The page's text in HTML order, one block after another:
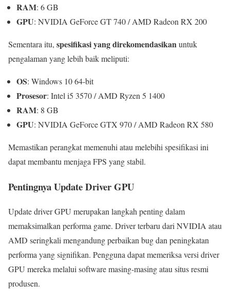
RAM: 6 GB
GPU: NVIDIA GeForce GT 740 / AMD Radeon RX 200
Sementara itu, spesifikasi yang direkomendasikanuntuk
pengalaman yang lebih baik meliputi:
OS: Windows 10 64-bit
Prosesor: Intel i5 3570 / AMD Ryzen 5 1400
RAM: 8 GB
GPU: NVIDIA GeForce GTX 970 / AMD Radeon RX 580
Memastikan perangkat memenuhi atau melebihi spesifikasi ini
dapat membantu menjaga FPS yang stabil.
Pentingnya Update Driver GPU
Update driver GPU merupakan langkah penting dalam
memaksimalkan performa game. Driver terbaru dari NVIDIA atau
AMD seringkali mengandung perbaikan bug dan peningkatan
performa yang signifikan. Pengguna dapat memeriksa versi driver
GPU mereka melalui software masing-masing atau situs resmi
produsen.